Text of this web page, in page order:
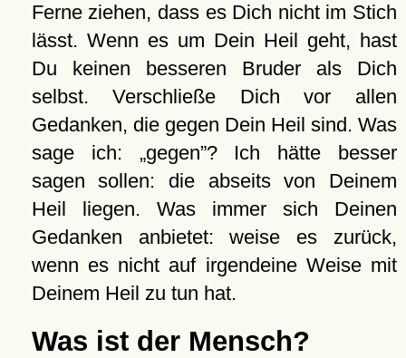
Ferne ziehen, dass es Dich nicht im Stich
lässt. Wenn es um Dein Heil geht, hast
Du keinen besseren Bruder als Dich
selbst. Verschließe Dich vor allen
Gedanken, die gegen Dein Heil sind. Was
sage ich:
gegen ? Ich hätte besser
sagen sollen: die abseits von Deinem
Heil liegen. Was immer sich Deinen
Gedanken anbietet: weise es zurück,
wenn es nicht auf irgendeine Weise mit
Deinem Heil zu tun hat.
Was ist der Mensch?